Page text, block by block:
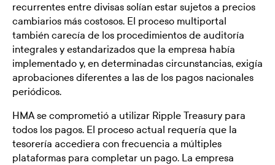
recurrentes entre divisas solían estar sujetos a precios
cambiarios más costosos. El proceso multiportal
también carecía de los procedimientos de auditoría
integrales y estandarizados que la empresa había
implementado y, en determinadas circunstancias, exigía
aprobaciones diferentes a las de los pagos nacionales
periódicos.
HMA se comprometió a utilizar Ripple Treasury para
todos los pagos. El proceso actual requería que la
tesorería accediera con frecuencia a múltiples
plataformas para completar un pago. La empresa